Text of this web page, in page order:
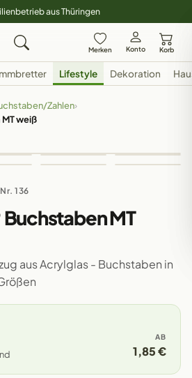
aus Thüringen
Merken Konto Korb
Lifestyle Dekoration
Zahlen›
weiß
136
Buchstaben MT
aus Acrylglas - Buchstaben in
AB
1,85 €